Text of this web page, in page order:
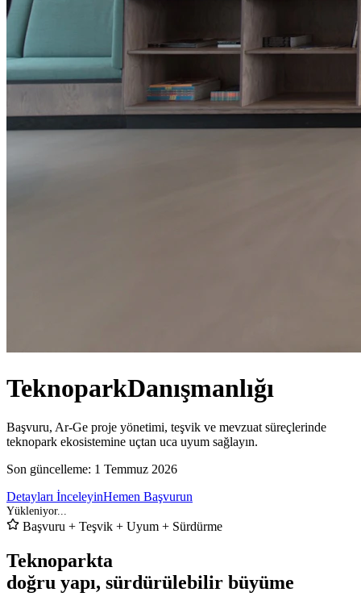
TeknoparkDanışmanlığı
Başvuru, Ar-Ge proje yönetimi, teşvik ve mevzuat süreçlerinde
teknopark ekosistemine uçtan uca uyum sağlayın.
Son güncelleme: 1 Temmuz 2026
Detayları İnceleyinHemen Başvurun
Başvuru + Teşvik + Uyum + Sürdürme
Teknoparkta
doğru yapı, sürdürülebilir büyüme